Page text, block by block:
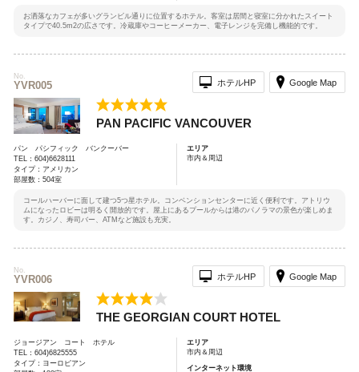
お洒落なカフェが多いグランビル通りに位置するホテル。客室は居間と寝室に分かれたスイート
タイプで40.5m2の広さです。冷蔵庫やコーヒーメーカー、電子レンジを完備し機能的です。
No.
YVR005
PAN PACIFIC VANCOUVER
パン パシフィック バンクーバー
TEL：604)6628111
タイプ：アメリカン
部屋数：504室
エリア
市内＆周辺
コールハーバーに面して建つ5つ星ホテル。コンベンションセンターに近く便利です。アトリウ
ムになったロビーは明るく開放的です。屋上にあるプールからは港のパノラマの景色が楽しめま
す。カジノ、寿司バー、ATMなど施設も充実。
ホテルHP Google Map
No.
YVR006
THE GEORGIAN COURT HOTEL
ジョージアン コート ホテル
TEL：604)6825555
タイプ：ヨーロピアン
エリア
市内＆周辺
インターネット環境
ホテルHP Google Map